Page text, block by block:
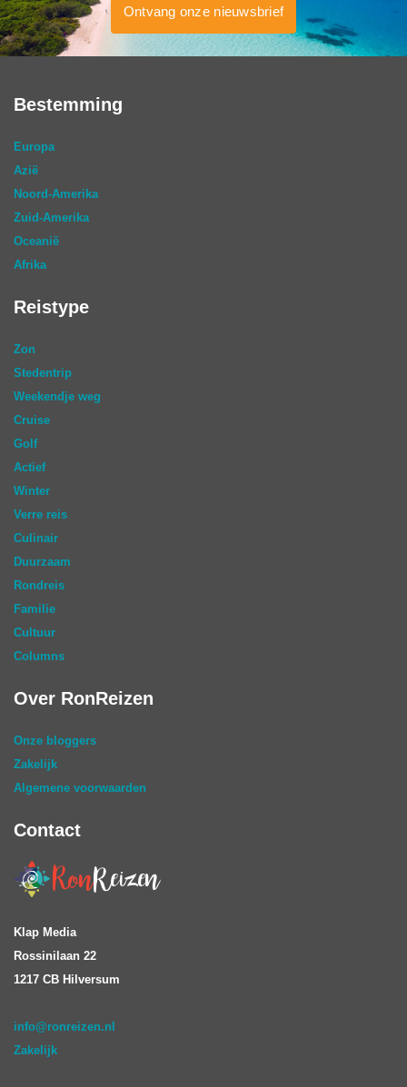
Ontvang onze nieuwsbrief
Bestemming
Europa
Azië
Noord-Amerika
Zuid-Amerika
Oceanië
Afrika
Reistype
Zon
Stedentrip
Weekendje weg
Cruise
Golf
Actief
Winter
Verre reis
Culinair
Duurzaam
Rondreis
Familie
Cultuur
Columns
Over RonReizen
Onze bloggers
Zakelijk
Algemene voorwaarden
Contact
Klap Media
Rossinilaan 22
1217 CB Hilversum
info@ronreizen.nl
Zakelijk